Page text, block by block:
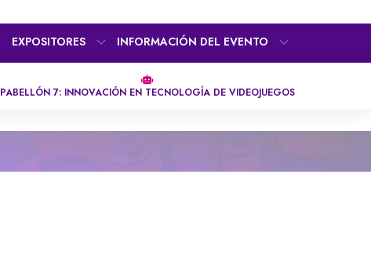
EXPOSITORES INFORMACIÓN DEL EVENTO
PABELLÓN 7: INNOVACIÓN EN TECNOLOGÍA DE VIDEOJUEGOS